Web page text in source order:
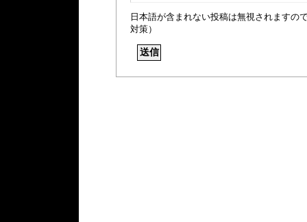
日本語が含まれない投稿は無視されますの
対策）